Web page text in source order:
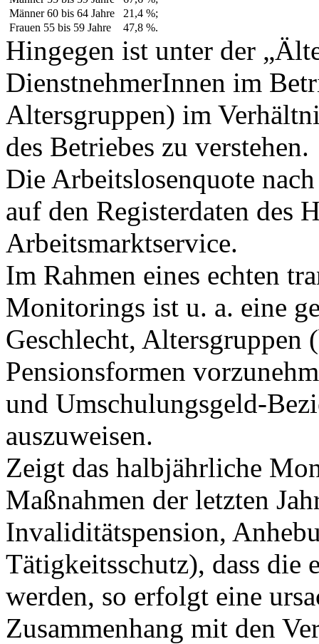
Männer 60 bis 64 Jahre
21,4 %;
Frauen 55 bis 59 Jahre
47,8 %.
Hingegen ist unter der
DienstnehmerInnen im
Altersgruppen) im
des Betriebes zu verstehen.
Die Arbeitslosenquote
auf den Registerdaten des
Arbeitsmarktservice.
Im Rahmen eines echten
Monitorings ist u. a. eine
Geschlecht,
Pensionsformen
und Umschulungsgeld-
auszuweisen.
Zeigt das halbjährliche
Maßnahmen der letzten
Invaliditätspension,
Tätigkeitsschutz), dass die
werden, so erfolgt eine
Zusammenhang mit den